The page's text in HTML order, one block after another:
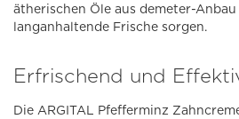
ätherischen Öle aus demeter-
langanhaltende Frische sorgen.
Erfrischend und
Die ARGITAL Pfefferminz